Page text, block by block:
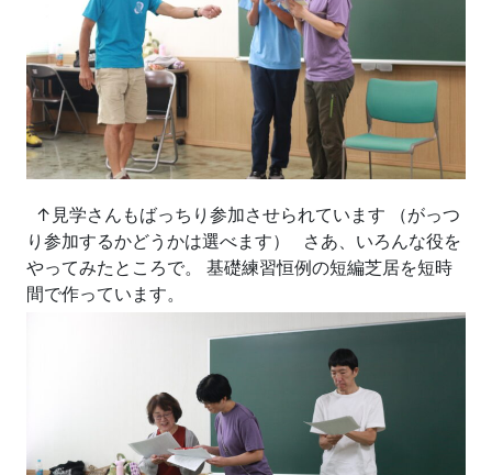
↑見学さんもばっちり参加させられています （がっつ
り参加するかどうかは選べます） さあ、いろんな役を
やってみたところで。 基礎練習恒例の短編芝居を短時
間で作っています。